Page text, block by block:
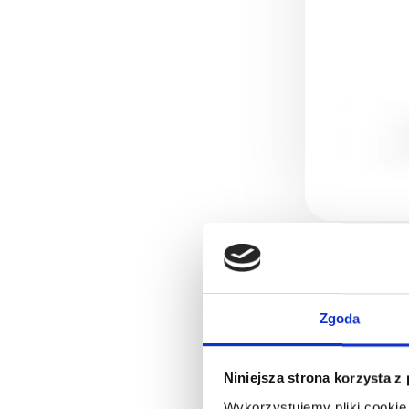
Zgoda
Niniejsza strona korzysta z